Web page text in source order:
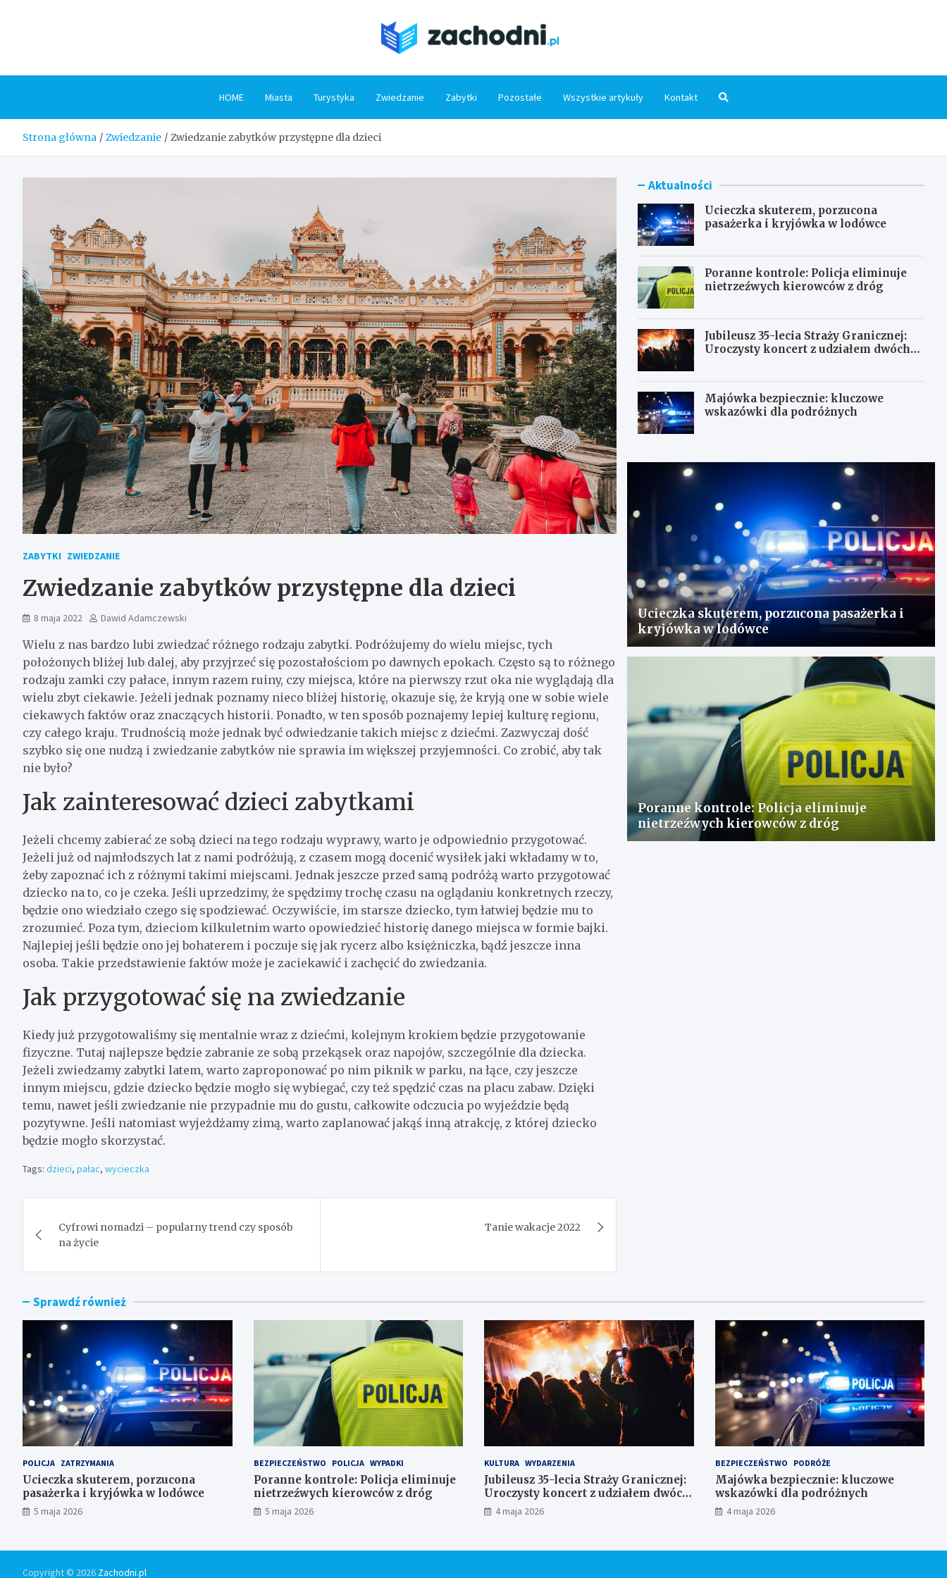
HOME Miasta Turystyka Zwiedzanie Zabytki Pozostałe Wszystkie artykuły Kontakt
Strona główna Zwiedzanie Zwiedzanie zabytków przystępne dla dzieci
ZABYTKI ZWIEDZANIE
Zwiedzanie zabytków przystępne dla dzieci
8 maja 2022 Dawid Adamczewski
Wielu z nas bardzo lubi zwiedzać różnego rodzaju zabytki. Podróżujemy do wielu miejsc, tych
położonych bliżej lub dalej, aby przyjrzeć się pozostałościom po dawnych epokach. Często są to różnego
rodzaju zamki czy pałace, innym razem ruiny, czy miejsca, które na pierwszy rzut oka nie wyglądają dla
wielu zbyt ciekawie. Jeżeli jednak poznamy nieco bliżej historię, okazuje się, że kryją one w sobie wiele
ciekawych faktów oraz znaczących historii. Ponadto, w ten sposób poznajemy lepiej kulturę regionu,
czy całego kraju. Trudnością może jednak być odwiedzanie takich miejsc z dziećmi. Zazwyczaj dość
szybko się one nudzą i zwiedzanie zabytków nie sprawia im większej przyjemności. Co zrobić, aby tak
nie było?
Jak zainteresować dzieci zabytkami
Jeżeli chcemy zabierać ze sobą dzieci na tego rodzaju wyprawy, warto je odpowiednio przygotować.
Jeżeli już od najmłodszych lat z nami podróżują, z czasem mogą docenić wysiłek jaki wkładamy w to,
żeby zapoznać ich z różnymi takimi miejscami. Jednak jeszcze przed samą podróżą warto przygotować
dziecko na to, co je czeka. Jeśli uprzedzimy, że spędzimy trochę czasu na oglądaniu konkretnych rzeczy,
będzie ono wiedziało czego się spodziewać. Oczywiście, im starsze dziecko, tym łatwiej będzie mu to
zrozumieć. Poza tym, dzieciom kilkuletnim warto opowiedzieć historię danego miejsca w formie bajki.
Najlepiej jeśli będzie ono jej bohaterem i poczuje się jak rycerz albo księżniczka, bądź jeszcze inna
osoba. Takie przedstawienie faktów może je zaciekawić i zachęcić do zwiedzania.
Jak przygotować się na zwiedzanie
Kiedy już przygotowaliśmy się mentalnie wraz z dziećmi, kolejnym krokiem będzie przygotowanie
fizyczne. Tutaj najlepsze będzie zabranie ze sobą przekąsek oraz napojów, szczególnie dla dziecka.
Jeżeli zwiedzamy zabytki latem, warto zaproponować po nim piknik w parku, na łące, czy jeszcze
innym miejscu, gdzie dziecko będzie mogło się wybiegać, czy też spędzić czas na placu zabaw. Dzięki
temu, nawet jeśli zwiedzanie nie przypadnie mu do gustu, całkowite odczucia po wyjeździe będą
pozytywne. Jeśli natomiast wyjeżdżamy zimą, warto zaplanować jakąś inną atrakcję, z której dziecko
będzie mogło skorzystać.
Tags: dzieci, pałac, wycieczka
wpisu
Cyfrowi nomadzi – popularny trend czy sposób
na życie
Tanie wakacje 2022
Aktualności
Ucieczka skuterem, porzucona
pasażerka i kryjówka w lodówce
Poranne kontrole: Policja eliminuje
nietrzeźwych kierowców z dróg
Jubileusz 35-lecia Straży Granicznej:
Uroczysty koncert z udziałem dwóch
Majówka bezpiecznie: kluczowe
wskazówki dla podróżnych
Ucieczka skuterem, porzucona pasażerka i
kryjówka w lodówce
Poranne kontrole: Policja eliminuje
nietrzeźwych kierowców z dróg
Sprawdź również
POLICJA ZATRZYMANIA
Ucieczka skuterem, porzucona
pasażerka i kryjówka w lodówce
5 maja 2026
BEZPIECZEŃSTWO POLICJA WYPADKI
Poranne kontrole: Policja eliminuje
nietrzeźwych kierowców z dróg
5 maja 2026
KULTURA WYDARZENIA
Jubileusz 35-lecia Straży Granicznej:
Uroczysty koncert z udziałem dwóch
orkiestr
4 maja 2026
BEZPIECZEŃSTWO PODRÓŻE
Majówka bezpiecznie: kluczowe
wskazówki dla podróżnych
4 maja 2026
Copyright © 2026 Zachodni.pl